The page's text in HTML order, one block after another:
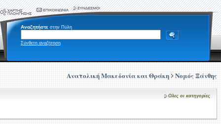
Αναζητήστε στην Πύλη
Σύνθετη αναζήτηση
Ανατολική Μακεδονία και Θράκη Νομός Ξάνθης
Ολες οι κατηγορίες